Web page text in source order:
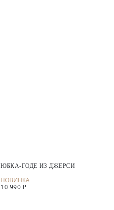
ЮБКА-ГОДЕ ИЗ ДЖЕРСИ
10 990 ₽